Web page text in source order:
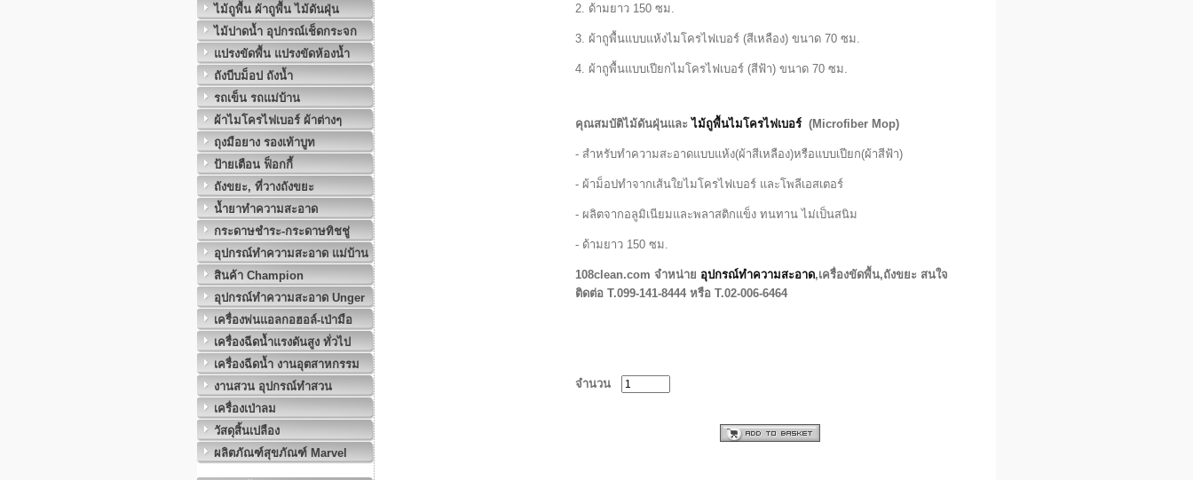
ไม้ถูพื้น ผ้าถูพื้น ไม้ดันฝุ่น
ไม้ปาดน้ำ อุปกรณ์เช็ดกระจก
แปรงขัดพื้น แปรงขัดห้องน้ำ
ถังบีบม็อป ถังน้ำ
รถเข็น รถแม่บ้าน
ผ้าไมโครไฟเบอร์ ผ้าต่างๆ
ถุงมือยาง รองเท้าบูท
ป้ายเตือน ฟ็อกกี้
ถังขยะ, ที่วางถังขยะ
น้ำยาทำความสะอาด
กระดาษชำระ-กระดาษทิชชู่
อุปกรณ์ทำความสะอาด แม่บ้าน
สินค้า Champion
อุปกรณ์ทำความสะอาด Unger
เครื่องพ่นแอลกอฮอล์-เป่ามือ
เครื่องฉีดน้ำแรงดันสูง ทั่วไป
เครื่องฉีดน้ำ งานอุตสาหกรรม
งานสวน อุปกรณ์ทำสวน
เครื่องเป่าลม
วัสดุสิ้นเปลือง
ผลิตภัณฑ์สุขภัณฑ์ Marvel
2. ด้ามยาว 150 ซม.
3. ผ้าถูพื้นแบบแห้งไมโครไฟเบอร์ (สีเหลือง) ขนาด 70 ซม.
4. ผ้าถูพื้นแบบเปียกไมโครไฟเบอร์ (สีฟ้า) ขนาด 70 ซม.
คุณสมบัติไม้ดันฝุ่นและไม้ถูพื้นไมโครไฟเบอร์ (Microfiber Mop)
- สำหรับทำความสะอาดแบบแห้ง(ผ้าสีเหลือง)หรือแบบเปียก(ผ้าสีฟ้า)
- ผ้าม็อปทำจากเส้นใยไมโครไฟเบอร์ และโพลีเอสเตอร์
- ผลิตจากอลูมิเนียมและพลาสติกแข็ง ทนทาน ไม่เป็นสนิม
- ด้ามยาว 150 ซม.
108clean.com จำหน่าย อุปกรณ์ทำความสะอาด,เครื่องขัดพื้น,ถังขยะ สนใจ
ติดต่อ T.099-141-8444 หรือ T.02-006-6464
จำนวน